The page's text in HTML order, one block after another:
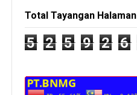
Total Tayangan Halaman
5 2 5 9 2 6